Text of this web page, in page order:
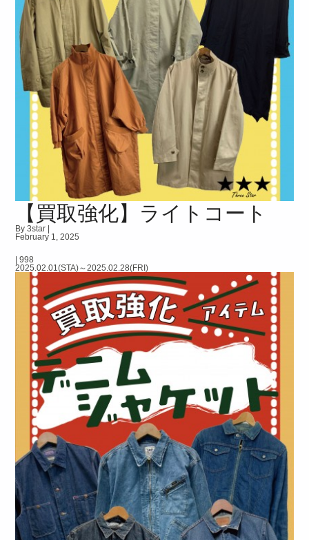
【買取強化】ライトコート
By 3star |
February 1, 2025
|998
2025.02.01(STA)～2025.02.28(FRI)